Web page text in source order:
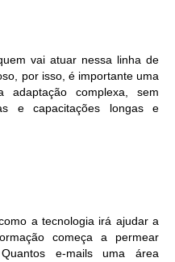
vai atuar nessa linha de
por isso, é importante uma
adaptação complexa, sem
e capacitações longas e
a tecnologia irá ajudar a
começa a permear
e-mails uma área